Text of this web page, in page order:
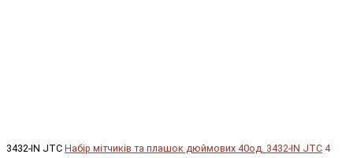
3432-IN JTC Набір мітчиків та плашок дюймових 40од. 3432-IN JTC 4